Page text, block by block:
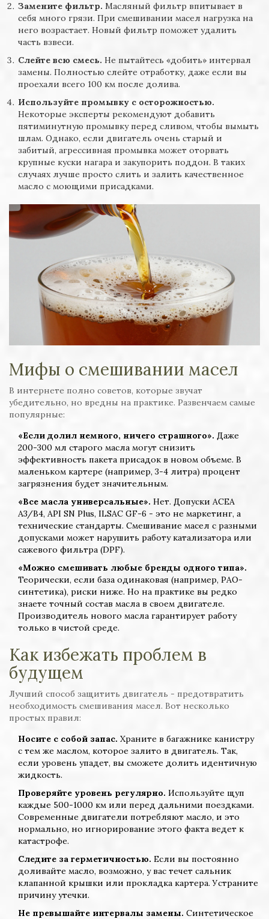
Замените фильтр. Масляный фильтр впитывает в
себя много грязи. При смешивании масел нагрузка на
него возрастает. Новый фильтр поможет удалить
часть взвеси.
Слейте всю смесь. Не пытайтесь «добить» интервал
замены. Полностью слейте отработку, даже если вы
проехали всего 100 км после долива.
Используйте промывку с осторожностью.
Некоторые эксперты рекомендуют добавить
пятиминутную промывку перед сливом, чтобы вымыть
шлам. Однако, если двигатель очень старый и
забитый, агрессивная промывка может оторвать
крупные куски нагара и закупорить поддон. В таких
случаях лучше просто слить и залить качественное
масло с моющими присадками.
Мифы о смешивании масел
В интернете полно советов, которые звучат
убедительно, но вредны на практике. Развенчаем самые
популярные:
«Если долил немного, ничего страшного». Даже
200-300 мл старого масла могут снизить
эффективность пакета присадок в новом объеме. В
маленьком картере (например, 3-4 литра) процент
загрязнения будет значительным.
«Все масла универсальные». Нет. Допуски ACEA
A3/B4, API SN Plus, ILSAC GF-6 - это не маркетинг, а
технические стандарты. Смешивание масел с разными
допусками может нарушить работу катализатора или
сажевого фильтра (DPF).
«Можно смешивать любые бренды одного типа».
Теорически, если база одинаковая (например, PAO-
синтетика), риски ниже. Но на практике вы редко
знаете точный состав масла в своем двигателе.
Производитель нового масла гарантирует работу
только в чистой среде.
Как избежать проблем в
будущем
Лучший способ защитить двигатель - предотвратить
необходимость смешивания масел. Вот несколько
простых правил:
Носите с собой запас. Храните в багажнике канистру
с тем же маслом, которое залито в двигатель. Так,
если уровень упадет, вы сможете долить идентичную
жидкость.
Проверяйте уровень регулярно. Используйте щуп
каждые 500-1000 км или перед дальними поездками.
Современные двигатели потребляют масло, и это
нормально, но игнорирование этого факта ведет к
катастрофе.
Следите за герметичностью. Если вы постоянно
доливайте масло, возможно, у вас течет сальник
клапанной крышки или прокладка картера. Устраните
причину утечки.
Не превышайте интервалы замены. Синтетическое